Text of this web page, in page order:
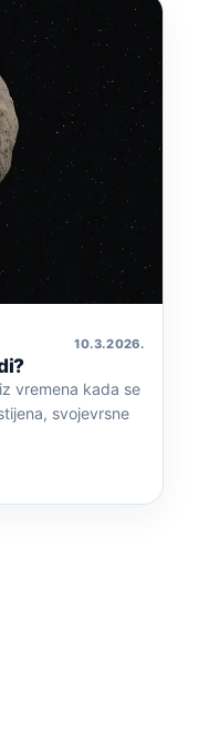
10. 3. 2026.
vremena kada se
svojevrsne